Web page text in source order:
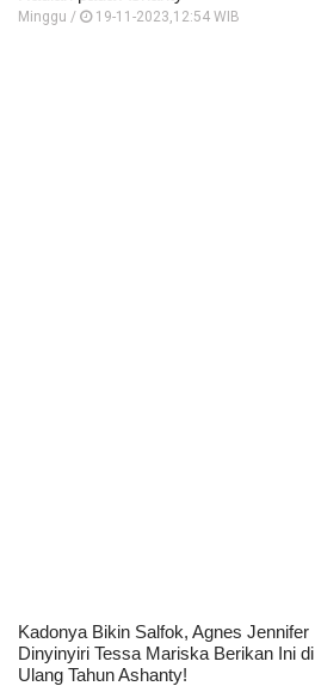
Minggu / 19-11-2023,12:54 WIB
Kadonya Bikin Salfok, Agnes Jennifer
Dinyinyiri Tessa Mariska Berikan Ini di
Ulang Tahun Ashanty!